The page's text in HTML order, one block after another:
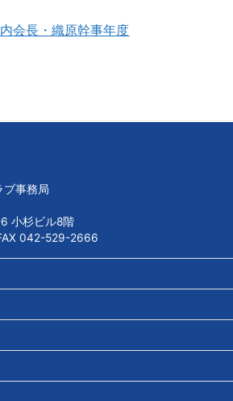
会長・織原幹事年度
ブ事務局
小杉ビル8階
042-529-2666